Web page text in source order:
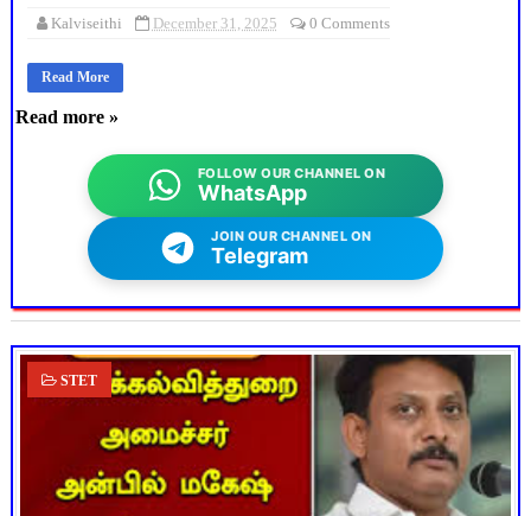
Kalviseithi December 31, 2025 0 Comments
Read More
Read more »
FOLLOW OUR CHANNEL ON
WhatsApp
JOIN OUR CHANNEL ON
Telegram
STET